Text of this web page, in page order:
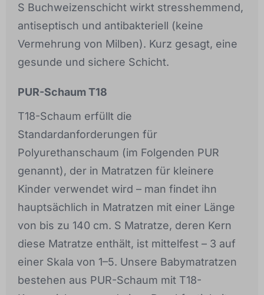
S Buchweizenschicht wirkt stresshemmend,
antiseptisch und antibakteriell (keine
Vermehrung von Milben). Kurz gesagt, eine
gesunde und sichere Schicht.
PUR-Schaum T18
T18-Schaum erfüllt die
Standardanforderungen für
Polyurethanschaum (im Folgenden PUR
genannt), der in Matratzen für kleinere
Kinder verwendet wird – man findet ihn
hauptsächlich in Matratzen mit einer Länge
von bis zu 140 cm. S Matratze, deren Kern
diese Matratze enthält, ist mittelfest – 3 auf
einer Skala von 1–5. Unsere Babymatratzen
bestehen aus PUR-Schaum mit T18-